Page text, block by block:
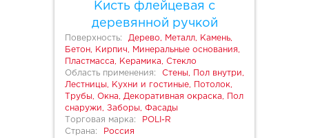
Кисть флейцевая с
деревянной ручкой
Поверхность:
Дерево, Металл, Камень,
Бетон, Кирпич, Минеральные основания,
Пластмасса, Керамика, Стекло
Область применения:
Стены, Пол внутри,
Лестницы, Кухни и гостиные, Потолок,
Трубы, Окна, Декоративная окраска, Пол
снаружи, Заборы, Фасады
Торговая марка:
POLI-R
Страна:
Россия